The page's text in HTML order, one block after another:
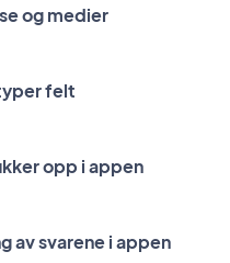
og medier
felt
opp i appen
av svarene i appen